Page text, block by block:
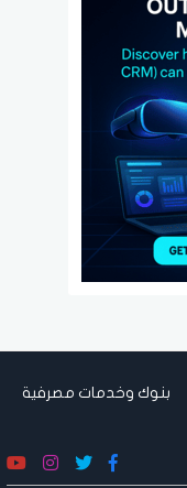
بنوك وخدمات مصرفية